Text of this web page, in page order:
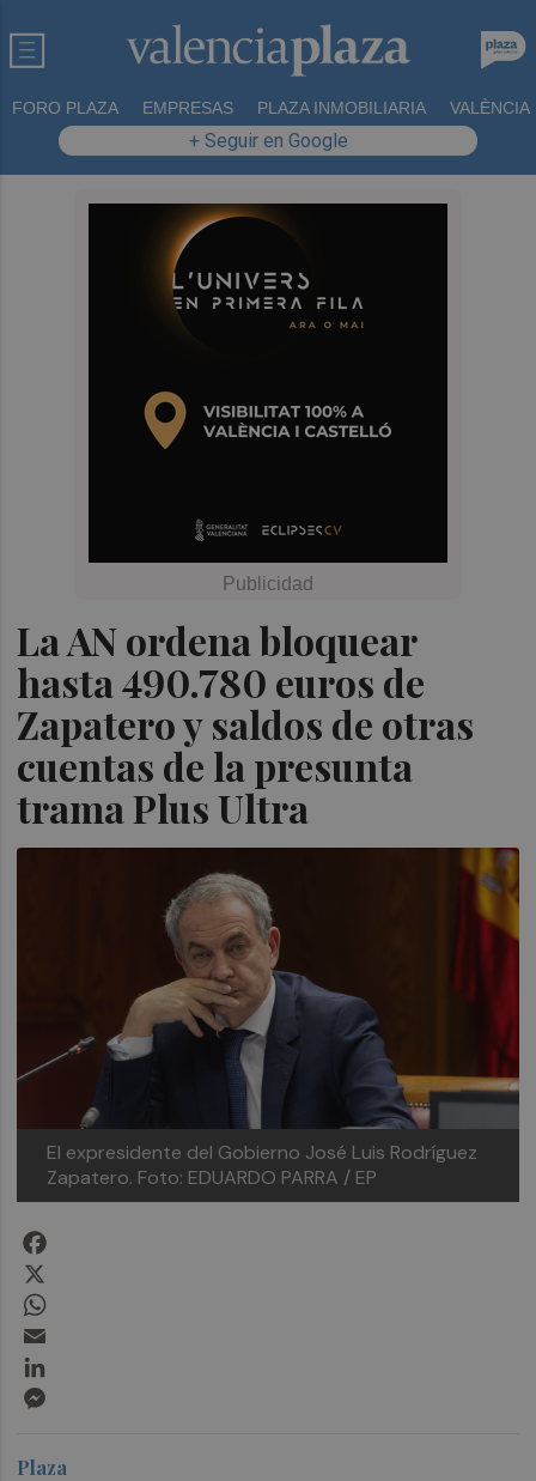
FORO PLAZA EMPRESAS PLAZA INMOBILIARIA VALÈNCIA
+ Seguir en Google
La AN ordena bloquear
hasta 490.780 euros de
Zapatero y saldos de otras
cuentas de la presunta
trama Plus Ultra
El expresidente del Gobierno José Luis Rodríguez
Zapatero. Foto: EDUARDO PARRA / EP
Plaza